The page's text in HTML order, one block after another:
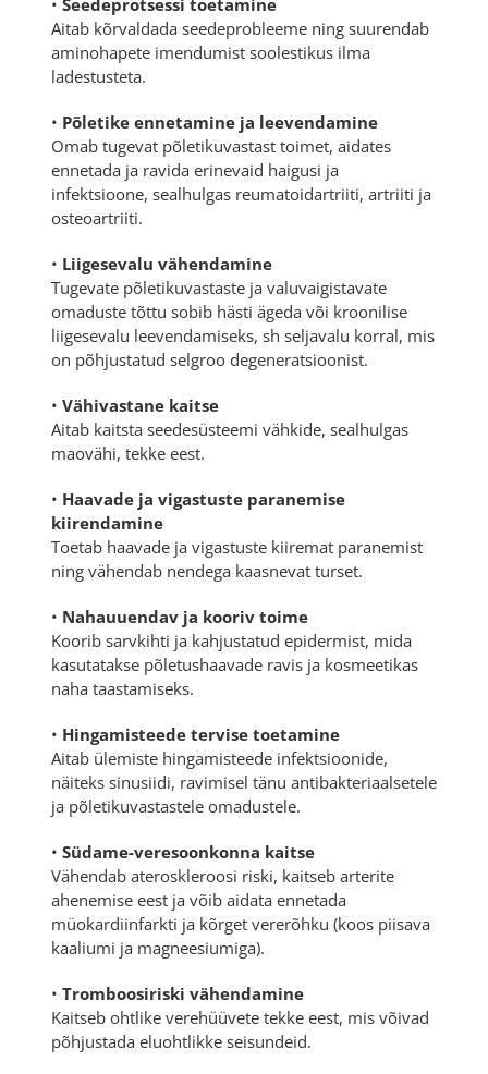
Aitab kõrvaldada seedeprobleeme ning suurendab
aminohapete imendumist soolestikus ilma
ladestusteta.
• Põletike ennetamine ja leevendamine
Omab tugevat põletikuvastast toimet, aidates
ennetada ja ravida erinevaid haigusi ja
infektsioone, sealhulgas reumatoidartriiti, artriiti ja
osteoartriiti.
• Liigesevalu vähendamine
Tugevate põletikuvastaste ja valuvaigistavate
omaduste tõttu sobib hästi ägeda või kroonilise
liigesevalu leevendamiseks, sh seljavalu korral, mis
on põhjustatud selgroo degeneratsioonist.
• Vähivastane kaitse
Aitab kaitsta seedesüsteemi vähkide, sealhulgas
maovähi, tekke eest.
• Haavade ja vigastuste paranemise
kiirendamine
Toetab haavade ja vigastuste kiiremat paranemist
ning vähendab nendega kaasnevat turset.
• Nahauuendav ja kooriv toime
Koorib sarvkihti ja kahjustatud epidermist, mida
kasutatakse põletushaavade ravis ja kosmeetikas
naha taastamiseks.
• Hingamisteede tervise toetamine
Aitab ülemiste hingamisteede infektsioonide,
näiteks sinusiidi, ravimisel tänu antibakteriaalsetele
ja põletikuvastastele omadustele.
• Südame-veresoonkonna kaitse
Vähendab ateroskleroosi riski, kaitseb arterite
ahenemise eest ja võib aidata ennetada
müokardiinfarkti ja kõrget vererõhku (koos piisava
kaaliumi ja magneesiumiga).
• Tromboosiriski vähendamine
Kaitseb ohtlike verehüüvete tekke eest, mis võivad
põhjustada eluohtlikke seisundeid.